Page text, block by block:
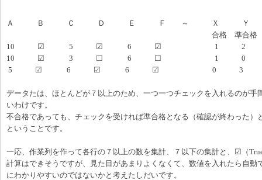
Ａ Ｂ Ｃ Ｄ Ｅ Ｆ ～ Ｘ Ｙ
合格 準合格 不合格
10 ☑ 5 ☑ 6 ☑ 1 2
10 ☑ 3 ☐ 6 ☐ 1 0
5 ☑ 6 ☑ 6 ☑ 0 3
データたは、ほとんどが７以上のため、一つ一つチェックを入れるのが手
いわけです。
不合格であっても、チェックを受ければ準合格となる（確認が終わった）
ということです。
一応、作業列を作って各行の７以上の数を集計、７以下の集計と、☑（
計算はできそうですが、見た目があまりよくなくて、数値を入れたら自
にわかりやすいのではないかと考えたしだいです。